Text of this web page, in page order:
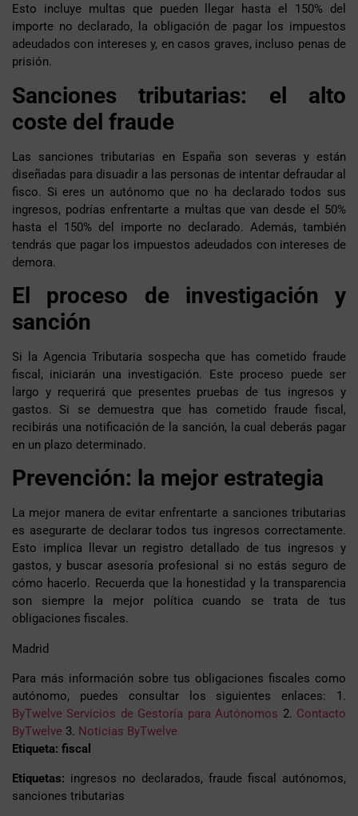
Esto incluye multas que pueden llegar hasta el 150% del
importe no declarado, la obligación de pagar los impuestos
adeudados con intereses y, en casos graves, incluso penas de
prisión.
Sanciones tributarias: el alto
coste del fraude
Las sanciones tributarias en España son severas y están
diseñadas para disuadir a las personas de intentar defraudar al
fisco. Si eres un autónomo que no ha declarado todos sus
ingresos, podrías enfrentarte a multas que van desde el 50%
hasta el 150% del importe no declarado. Además, también
tendrás que pagar los impuestos adeudados con intereses de
demora.
El proceso de investigación y
sanción
Si la Agencia Tributaria sospecha que has cometido fraude
fiscal, iniciarán una investigación. Este proceso puede ser
largo y requerirá que presentes pruebas de tus ingresos y
gastos. Si se demuestra que has cometido fraude fiscal,
recibirás una notificación de la sanción, la cual deberás pagar
en un plazo determinado.
Prevención: la mejor estrategia
La mejor manera de evitar enfrentarte a sanciones tributarias
es asegurarte de declarar todos tus ingresos correctamente.
Esto implica llevar un registro detallado de tus ingresos y
gastos, y buscar asesoría profesional si no estás seguro de
cómo hacerlo. Recuerda que la honestidad y la transparencia
son siempre la mejor política cuando se trata de tus
obligaciones fiscales.
Madrid
Para más información sobre tus obligaciones fiscales como
autónomo, puedes consultar los siguientes enlaces: 1.
ByTwelve Servicios de Gestoría para Autónomos 2. Contacto
ByTwelve 3. Noticias ByTwelve
Etiqueta: fiscal
Etiquetas: ingresos no declarados, fraude fiscal autónomos,
sanciones tributarias